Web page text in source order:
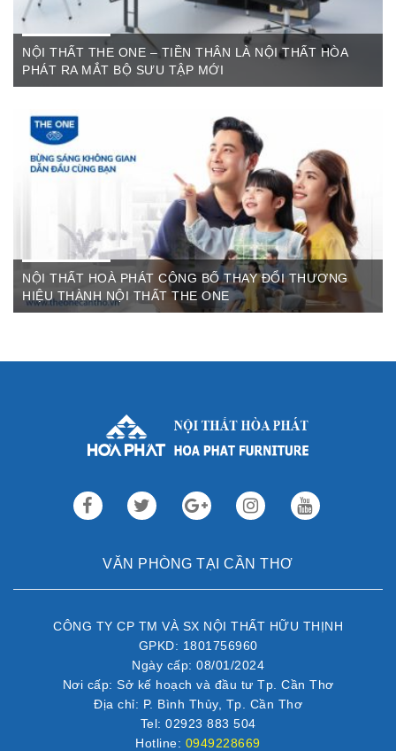
NỘI THẤT THE ONE – TIỀN THÂN LÀ NỘI THẤT HÒA
PHÁT RA MẮT BỘ SƯU TẬP MỚI
The One Cần Thơ Thông báo về việc thay đổi thương hiệu Nội
Thất Hòa Phát Ngày ...
NỘI THẤT HOÀ PHÁT CÔNG BỐ THAY ĐỔI THƯƠNG
HIỆU THÀNH NỘI THẤT THE ONE
VĂN PHÒNG TẠI CẦN THƠ
CÔNG TY CP TM VÀ SX NỘI THẤT HỮU THỊNH
GPKD: 1801756960
Ngày cấp: 08/01/2024
Nơi cấp: Sở kế hoạch và đầu tư Tp. Cần Thơ
Địa chỉ: P. Bình Thủy, Tp. Cần Thơ
Tel: 02923 883 504
Hotline: 0949228669